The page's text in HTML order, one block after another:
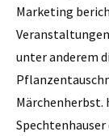
Marketing
unter anderem
Märchenherbst.